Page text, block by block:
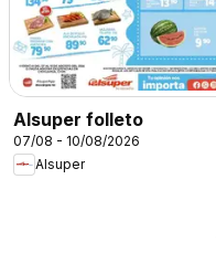
Alsuper folleto
07/08 - 10/08/2026
Alsuper